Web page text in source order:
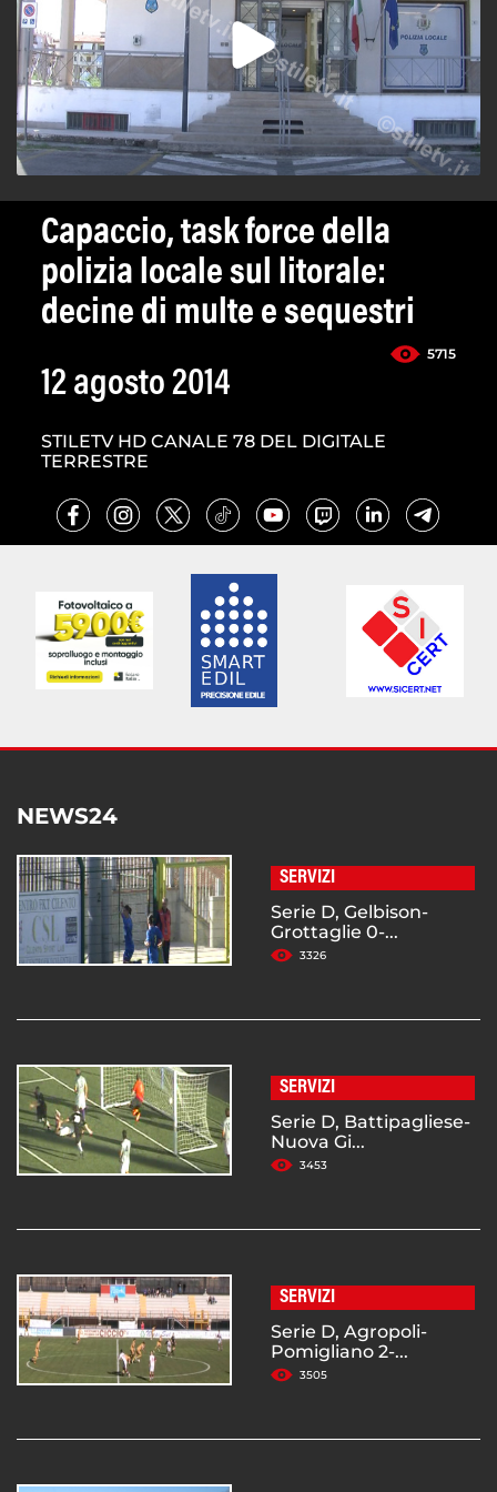
Capaccio, task force della
polizia locale sul litorale:
decine di multe e sequestri
5715
12 agosto 2014
STILETV HD CANALE 78 DEL DIGITALE
TERRESTRE
NEWS24
SERVIZI
Serie D, Gelbison-
Grottaglie 0-...
3326
SERVIZI
Serie D, Battipagliese-
Nuova Gi...
3453
SERVIZI
Serie D, Agropoli-
Pomigliano 2-...
3505